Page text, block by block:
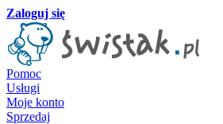
Zaloguj się
Pomoc
Usługi
Moje konto
Sprzedaj